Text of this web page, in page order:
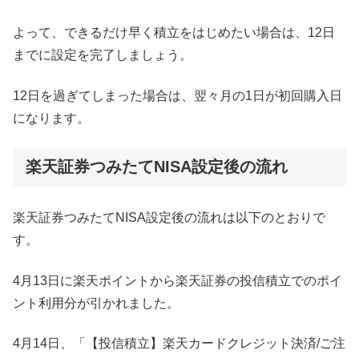
よって、できるだけ早く積立をはじめたい場合は、12日
までに設定を完了しましょう。
12日を過ぎてしまった場合は、翌々月の1日が初回購入日
になります。
楽天証券つみたてNISA設定後の流れ
楽天証券つみたてNISA設定後の流れは以下のとおりで
す。
4月13日に楽天ポイントから楽天証券の投信積立でのポイ
ント利用分が引かれました。
4月14日、「【投信積立】楽天カードクレジット決済/ご注